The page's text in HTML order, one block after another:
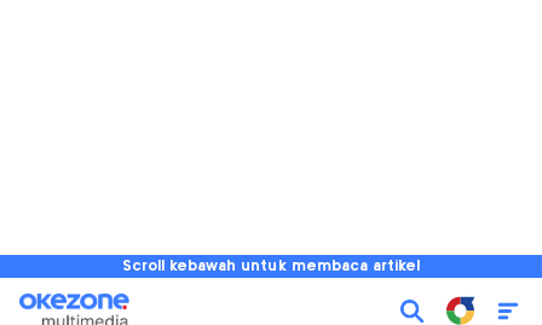
Scroll kebawah untuk membaca artikel